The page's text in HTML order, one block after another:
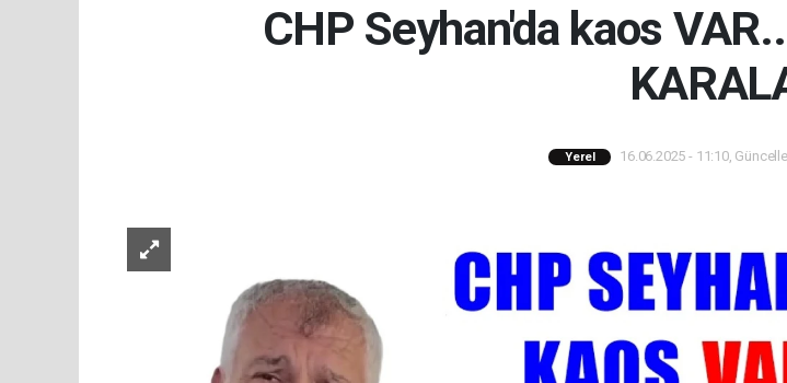
CHP Seyhan'da kaos
Yerel 16.06.2025 - 11:10,